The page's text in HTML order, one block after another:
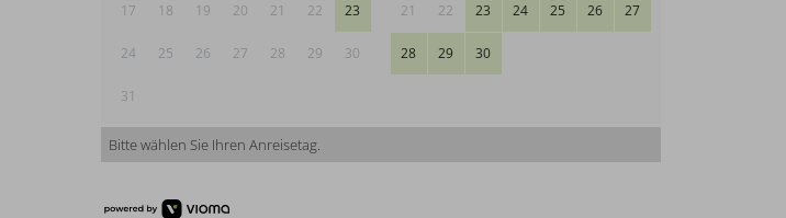
17 18 19 20 21 22 23
24 25 26 27 28 29 30
31
21 22 23 24 25 26 27
28 29 30
Bitte wählen Sie Ihren Anreisetag.